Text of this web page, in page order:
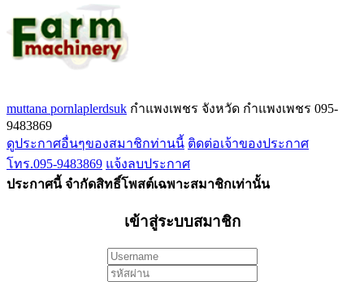
muttana pornlaplerdsuk กำแพงเพชร จังหวัด กำแพงเพชร 095-
9483869
ดูประกาศอื่นๆของสมาชิกท่านนี้ ติดต่อเจ้าของประกาศ
โทร.095-9483869 แจ้งลบประกาศ
ประกาศนี้ จำกัดสิทธิ์โพสต์เฉพาะสมาชิกเท่านั้น
เข้าสู่ระบบสมาชิก